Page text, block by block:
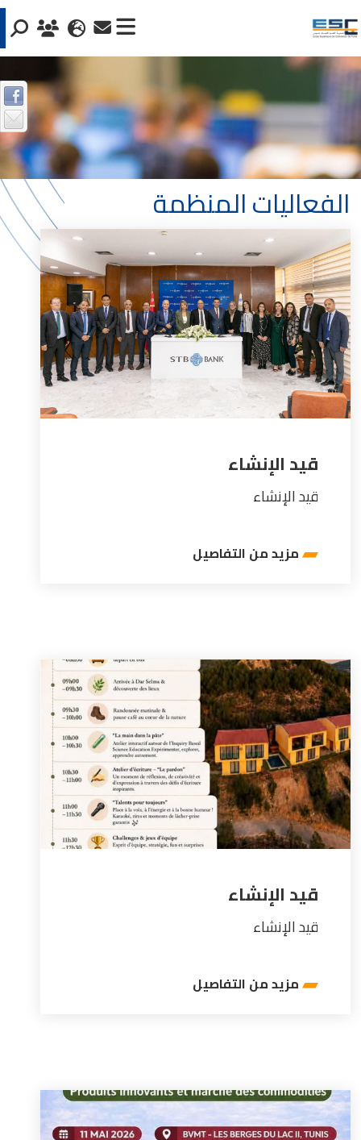
الفعاليات المنظمة
قيد الإنشاء
قيد الإنشاء
مزيد من التفاصيل
قيد الإنشاء
قيد الإنشاء
مزيد من التفاصيل